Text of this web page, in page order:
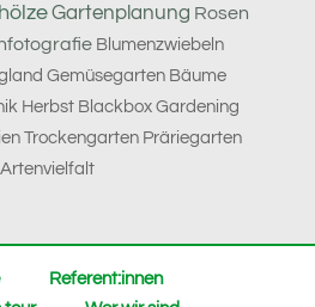
Gartenplanung Rosen
Blumenzwiebeln
Gemüsegarten Bäume
Herbst Blackbox Gardening
Trockengarten Präriegarten
Artenvielfalt
Referent:innen